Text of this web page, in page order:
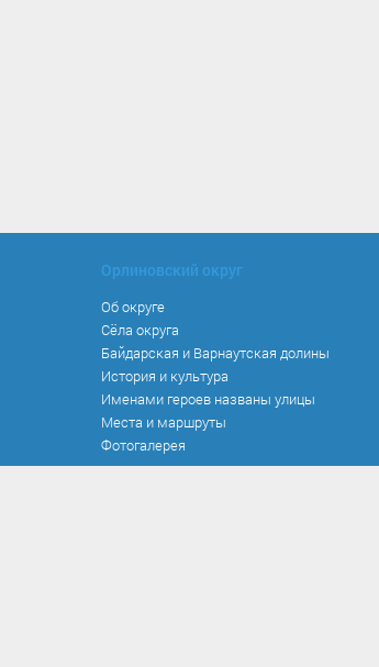
Орлиновский округ
Об округе
Сёла округа
Байдарская и Варнаутская долины
История и культура
Именами героев названы улицы
Места и маршруты
Фотогалерея